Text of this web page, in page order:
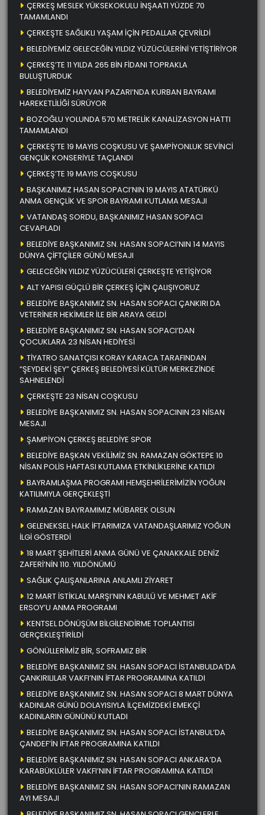
ÇERKEŞ MESLEK YÜKSEKOKULU İNŞAATI YÜZDE 70
TAMAMLANDI
ÇERKEŞTE SAĞLIKLI YAŞAM İÇİN PEDALLAR ÇEVRİLDİ
BELEDİYEMİZ GELECEĞİN YILDIZ YÜZÜCÜLERİNİ YETİŞTİRİYOR
ÇERKEŞ’TE 11 YILDA 265 BİN FİDANI TOPRAKLA
BULUŞTURDUK
BELEDİYEMİZ HAYVAN PAZARI’NDA KURBAN BAYRAMI
HAREKETLİLİĞİ SÜRÜYOR
BOZOĞLU YOLUNDA 570 METRELİK KANALİZASYON HATTI
TAMAMLANDI
ÇERKEŞ’TE 19 MAYIS COŞKUSU VE ŞAMPİYONLUK SEVİNCİ
GENÇLİK KONSERİYLE TAÇLANDI
ÇERKEŞ’TE 19 MAYIS COŞKUSU
BAŞKANIMIZ HASAN SOPACI’NIN 19 MAYIS ATATÜRKÜ
ANMA GENÇLİK VE SPOR BAYRAMI KUTLAMA MESAJI
VATANDAŞ SORDU, BAŞKANIMIZ HASAN SOPACI
CEVAPLADI
BELEDİYE BAŞKANIMIZ SN. HASAN SOPACI’NIN 14 MAYIS
DÜNYA ÇİFTÇİLER GÜNÜ MESAJI
GELECEĞİN YILDIZ YÜZÜCÜLERİ ÇERKEŞTE YETİŞİYOR
ALT YAPISI GÜÇLÜ BİR ÇERKEŞ İÇİN ÇALIŞIYORUZ
BELEDİYE BAŞKANIMIZ SN. HASAN SOPACI ÇANKIRI DA
VETERİNER HEKİMLER İLE BİR ARAYA GELDİ
BELEDİYE BAŞKANIMIZ SN. HASAN SOPACI’DAN
ÇOCUKLARA 23 NİSAN HEDİYESİ
TİYATRO SANATÇISI KORAY KARACA TARAFINDAN
“ŞEYDEKİ ŞEY” ÇERKEŞ BELEDİYESİ KÜLTÜR MERKEZİNDE
SAHNELENDİ
ÇERKEŞTE 23 NİSAN COŞKUSU
BELEDİYE BAŞKANIMIZ SN. HASAN SOPACININ 23 NİSAN
MESAJI
ŞAMPİYON ÇERKEŞ BELEDİYE SPOR
BELEDİYE BAŞKAN VEKİLİMİZ SN. RAMAZAN GÖKTEPE 10
NİSAN POLİS HAFTASI KUTLAMA ETKİNLİKLERİNE KATILDI
BAYRAMLAŞMA PROGRAMI HEMŞEHRİLERİMİZİN YOĞUN
KATILIMIYLA GERÇEKLEŞTİ
RAMAZAN BAYRAMIMIZ MÜBAREK OLSUN
GELENEKSEL HALK İFTARIMIZA VATANDAŞLARIMIZ YOĞUN
İLGİ GÖSTERDİ
18 MART ŞEHİTLERİ ANMA GÜNÜ VE ÇANAKKALE DENİZ
ZAFERİ’NİN 110. YILDÖNÜMÜ
SAĞLIK ÇALIŞANLARINA ANLAMLI ZİYARET
12 MART İSTİKLAL MARŞI’NIN KABULÜ VE MEHMET AKİF
ERSOY’U ANMA PROGRAMI
KENTSEL DÖNÜŞÜM BİLGİLENDİRME TOPLANTISI
GERÇEKLEŞTİRİLDİ
GÖNÜLLERİMİZ BİR, SOFRAMIZ BİR
BELEDİYE BAŞKANIMIZ SN. HASAN SOPACI İSTANBULDA’DA
ÇANKIRILILAR VAKFI’NIN İFTAR PROGRAMINA KATILDI
BELEDİYE BAŞKANIMIZ SN. HASAN SOPACI 8 MART DÜNYA
KADINLAR GÜNÜ DOLAYISIYLA İLÇEMİZDEKİ EMEKÇİ
KADINLARIN GÜNÜNÜ KUTLADI
BELEDİYE BAŞKANIMIZ SN. HASAN SOPACI İSTANBUL’DA
ÇANDEF’İN İFTAR PROGRAMINA KATILDI
BELEDİYE BAŞKANIMIZ SN. HASAN SOPACI ANKARA’DA
KARABÜKLÜLER VAKFI’NIN İFTAR PROGRAMINA KATILDI
BELEDİYE BAŞKANIMIZ SN. HASAN SOPACI’NIN RAMAZAN
AYI MESAJI